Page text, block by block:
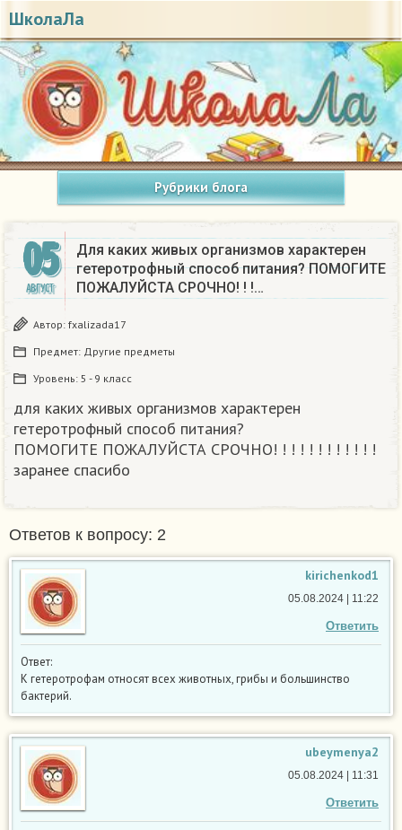
ШколаЛа
Рубрики блога
05
АВГУСТ
Для каких живых организмов характерен
гетеротрофный способ питания? ПОМОГИТЕ
ПОЖАЛУЙСТА СРОЧНО! ! !…
Автор: fxalizada17
Предмет: Другие предметы
Уровень: 5 - 9 класс
для каких живых организмов характерен
гетеротрофный способ питания?
ПОМОГИТЕ ПОЖАЛУЙСТА СРОЧНО! ! ! ! ! ! ! ! ! ! ! !
заранее спасибо ​
Ответов к вопросу: 2
kirichenkod1
Ответить
05.08.2024 | 11:22
Ответ:
К гетеротрофам относят всех животных, грибы и большинство
бактерий.
ubeymenya2
Ответить
05.08.2024 | 11:31